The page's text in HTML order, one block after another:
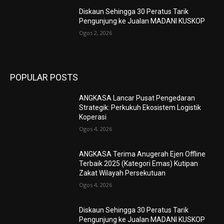
Diskaun Sehingga 30 Peratus Tarik
Pengunjung ke Jualan MADANI KUSKOP
Ogos 2, 2026
POPULAR POSTS
ANGKASA Lancar Pusat Pengedaran
Strategik: Perkukuh Ekosistem Logistik
Koperasi
Ogos 4, 2026
ANGKASA Terima Anugerah Ejen Offline
Terbaik 2025 (Kategori Emas) Kutipan
Zakat Wilayah Persekutuan
Ogos 4, 2026
Diskaun Sehingga 30 Peratus Tarik
Pengunjung ke Jualan MADANI KUSKOP